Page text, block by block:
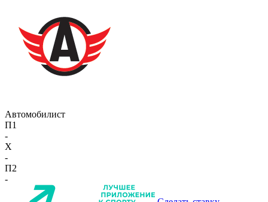
Автомобилист
П1
-
X
-
П2
-